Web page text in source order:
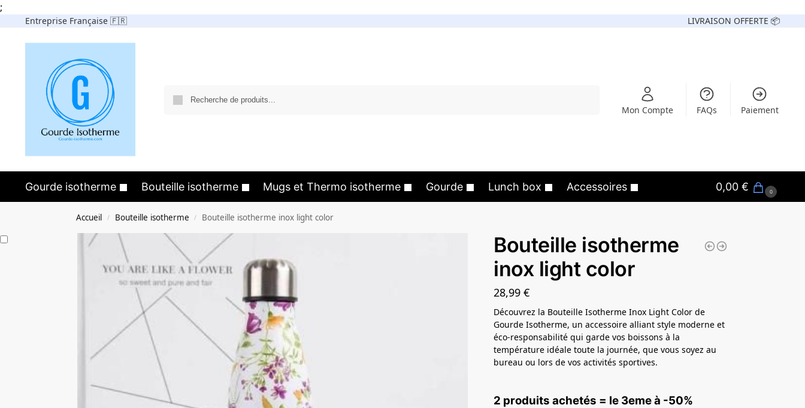
;
Entreprise Française 🇫🇷 LIVRAISON OFFERTE 📦
Mon Compte FAQs Paiement
Gourde isotherme Bouteille isotherme Mugs et Thermo isotherme Gourde Lunch box Accessoires 0,00€ 0
Accueil / Bouteille isotherme / Bouteille isotherme inox light color
Bouteille isotherme
inox light color
28,99€
Découvrez la Bouteille Isotherme Inox Light Color de
Gourde Isotherme, un accessoire alliant style moderne et
éco-responsabilité qui garde vos boissons à la
température idéale toute la journée, que vous soyez au
bureau ou lors de vos activités sportives.
2 produits achetés = le 3eme à -50%